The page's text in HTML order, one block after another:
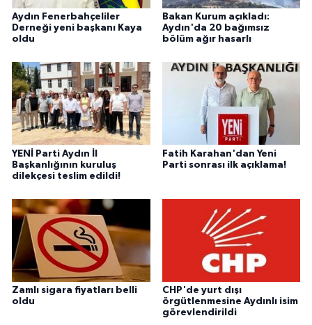
Aydın Fenerbahçeliler
Derneği yeni başkanı Kaya
oldu
Bakan Kurum açıkladı:
Aydın'da 20 bağımsız
bölüm ağır hasarlı
YENİ Parti Aydın İl
Başkanlığının kuruluş
dilekçesi teslim edildi!
Fatih Karahan'dan Yeni
Parti sonrası ilk açıklama!
Zamlı sigara fiyatları belli
oldu
CHP'de yurt dışı
örgütlenmesine Aydınlı isim
görevlendirildi